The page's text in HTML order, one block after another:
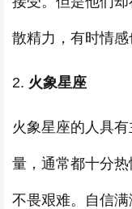
散精力，有时情感
2. 火象星座
火象星座的人具
量，通常都十分
不畏艰难。自信